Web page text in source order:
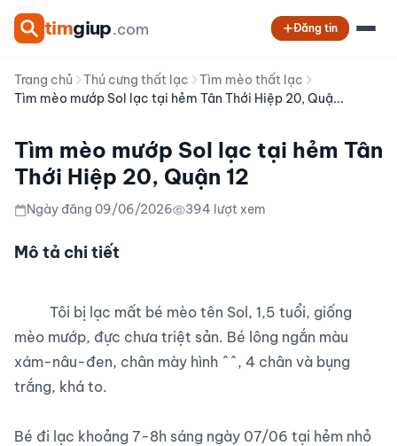
timgiup.com Đăng tin
Trang chủ Thú cưng thất lạc
Tìm mèo thất lạc
Tìm mèo mướp Sol lạc tại hẻm Tân Thới Hiệp 20, Quậ...
Tìm mèo mướp Sol lạc tại hẻm Tân
Thới Hiệp 20, Quận 12
Ngày đăng 09/06/2026 394 lượt xem
Mô tả chi tiết
mèo mướp, đực chưa triệt sản. Bé lông ngắn màu
xám-nâu-đen, chân mày hình ^^, 4 chân và bụng
trắng, khá to.
Bé đi lạc khoảng 7-8h sáng ngày 07/06 tại hẻm nhỏ